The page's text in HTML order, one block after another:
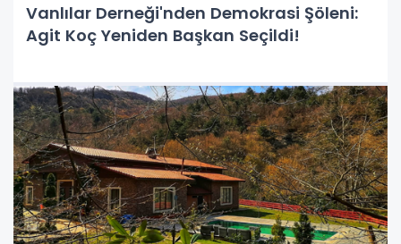
Vanlılar Derneği'nden Demokrasi Şöleni:
Agit Koç Yeniden Başkan Seçildi!